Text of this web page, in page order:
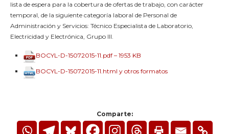
lista de espera para la cobertura de ofertas de trabajo, con carácter
temporal, de la siguiente categoría laboral de Personal de
Administración y Servicios: Técnico Especialista de Laboratorio,
Electricidad y Electrónica, Grupo III.
BOCYL-D-15072015-11.pdf – 1953 KB
BOCYL-D-15072015-11.html y otros formatos
Comparte: